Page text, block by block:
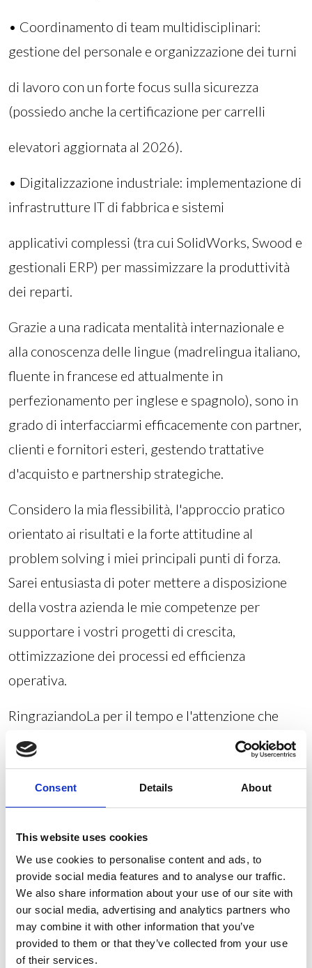
Consent Details About
This website uses cookies
We use cookies to personalise content and ads, to
provide social media features and to analyse our traffic.
We also share information about your use of our site with
our social media, advertising and analytics partners who
may combine it with other information that you’ve
provided to them or that they’ve collected from your use
of their services.
• Coordinamento di team multidisciplinari:
gestione del personale e organizzazione dei turni
di lavoro con un forte focus sulla sicurezza
(possiedo anche la certificazione per carrelli
elevatori aggiornata al 2026).
• Digitalizzazione industriale: implementazione di
infrastrutture IT di fabbrica e sistemi
applicativi complessi (tra cui SolidWorks, Swood e
gestionali ERP) per massimizzare la produttività
dei reparti.
Grazie a una radicata mentalità internazionale e
alla conoscenza delle lingue (madrelingua italiano,
fluente in francese ed attualmente in
perfezionamento per inglese e spagnolo), sono in
grado di interfacciarmi efficacemente con partner,
clienti e fornitori esteri, gestendo trattative
d'acquisto e partnership strategiche.
Considero la mia flessibilità, l'approccio pratico
orientato ai risultati e la forte attitudine al
problem solving i miei principali punti di forza.
Sarei entusiasta di poter mettere a disposizione
della vostra azienda le mie competenze per
supportare i vostri progetti di crescita,
ottimizzazione dei processi ed efficienza
operativa.
RingraziandoLa per il tempo e l'attenzione che
dedicherà al mio curriculum vitae allegato, resto a
Sua completa disposizione per un colloquio
conoscitivo, anche da remoto.
Competenze generali
PROJECT-MANAGEMENT
Competenze specifiche